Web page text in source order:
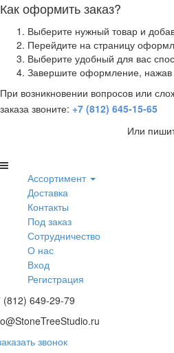
Как оформить заказ?
Выберите нужный товар и
Перейдите на страницу
Выберите удобный для вас
Завершите оформление, нажав
При возникновении вопросов или
заказа звоните: +7 (812) 645-15-65
Или
Ассортимент
Доставка
Контакты
Под заказ
Сотрудничество
О нас
Вход
Регистрация
(812) 649-29-79
звонок